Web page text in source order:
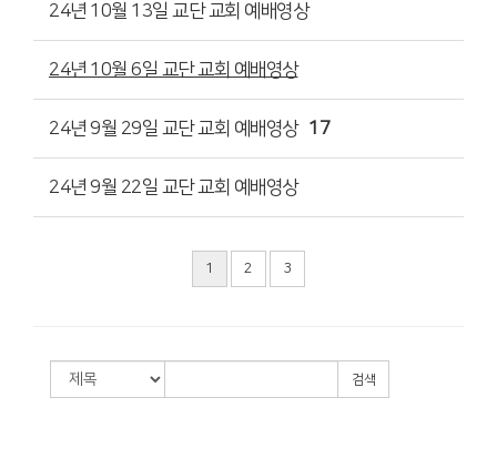
24년 10월 13일 교단 교회 예배영상
24년 10월 6일 교단 교회 예배영상
24년 9월 29일 교단 교회 예배영상 17
24년 9월 22일 교단 교회 예배영상
1 2 3
검색